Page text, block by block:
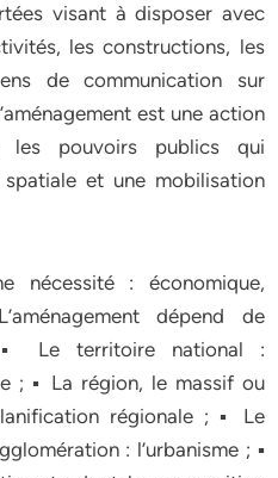
visant à disposer avec
les constructions, les
de communication sur
est une action
les pouvoirs publics qui
et une mobilisation
nécessité : économique,
dépend de
▪ Le territoire national :
; ▪ La région, le massif ou
régionale ; ▪ Le
: l’urbanisme ; ▪